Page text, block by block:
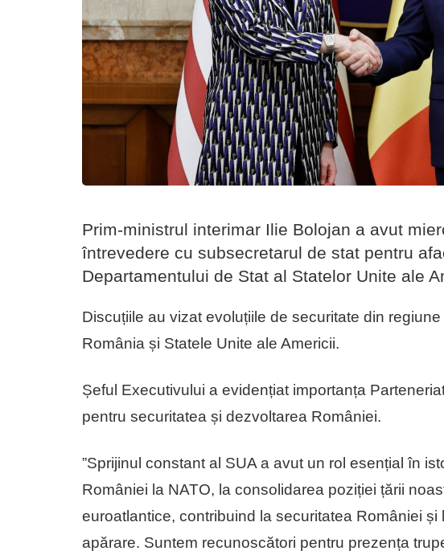
Prim-ministrul interimar Ilie Bolojan a avut
întrevedere cu subsecretarul de stat pentru
Departamentului de Stat al Statelor Unite ale
Discuțiile au vizat evoluțiile de securitate din
România și Statele Unite ale Americii.
Șeful Executivului a evidențiat importanța
pentru securitatea și dezvoltarea României.
”Sprijinul constant al SUA a avut un rol esențial în
României la NATO, la consolidarea poziției țării
euroatlantice, contribuind la securitatea României
apărare. Suntem recunoscători pentru prezența